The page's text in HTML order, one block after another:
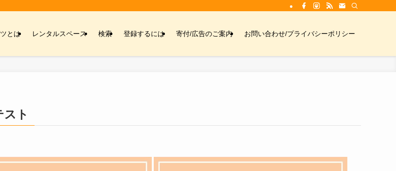
とは レンタルスペース 検索 登録するには 寄付/広告のご案内 お問い合わせ/プライバシーポリシー
スト